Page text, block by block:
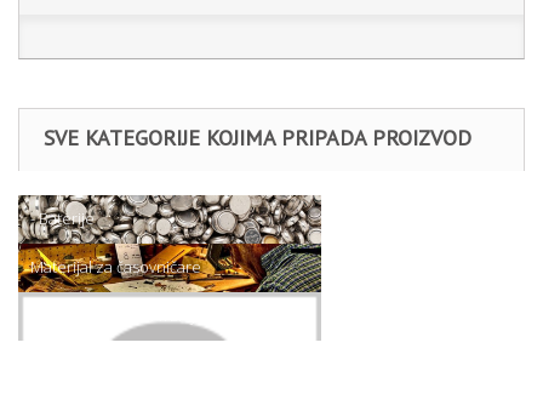
SVE KATEGORIJE KOJIMA PRIPADA PROIZVOD
- Baterije
Materijal za časovničare